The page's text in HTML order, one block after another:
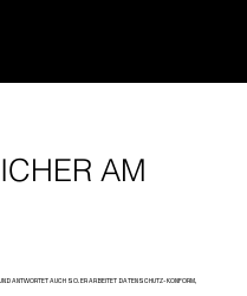
AM
ANTWORTET AUCH SO. ER ARBEITET DATENSCHUTZ-KONFORM,